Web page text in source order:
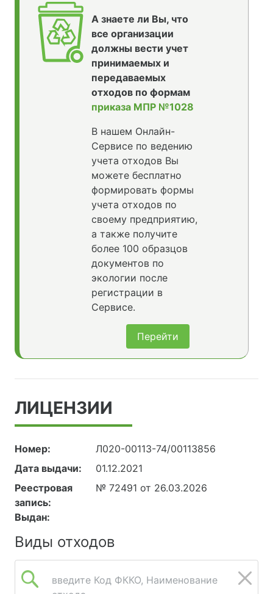
А знаете ли Вы, что
все организации
должны вести учет
принимаемых и
передаваемых
отходов по формам
приказа МПР №1028
В нашем Онлайн-
Сервисе по ведению
учета отходов Вы
можете бесплатно
формировать формы
учета отходов по
своему предприятию,
а также получите
более 100 образцов
документов по
экологии после
регистрации в
Сервисе.
Перейти
ЛИЦЕНЗИИ
Номер:
Л020-00113-74/00113856
Дата выдачи:
01.12.2021
Реестровая
запись:
№ 72491 от 26.03.2026
Выдан:
Виды отходов
введите Код ФККО, Наименование